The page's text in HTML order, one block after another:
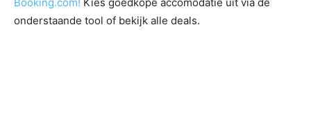
onderstaande tool of bekijk alle deals.